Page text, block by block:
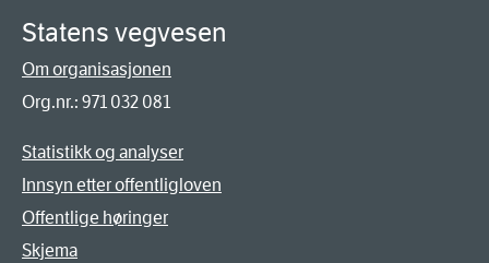
Statens vegvesen
Om organisasjonen
Org.nr.: 971 032 081
Statistikk og analyser
Innsyn etter offentligloven
Offentlige høringer
Skjema